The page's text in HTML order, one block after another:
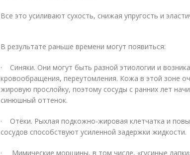
Все это усиливают сухость, снижая упругость и
В результате раньше времени могут появиться:
· Синяки. Они могут быть разной этиологии и
кровообращения, переутомления. Кожа в этой зоне
жировую прослойку, поэтому сосуды с ранних лет
синюшный оттенок.
· Отёки. Рыхлая подкожно-жировая клетчатка и
сосудов способствуют усиленной задержки жидкости.
· Мимические морщины, в том числе, «гусиные